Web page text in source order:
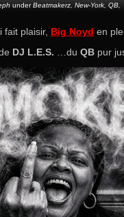
underBeatmakerz New-York QB
fait plaisir, Big Noyd en
DJ L.E.S. …du QB pur